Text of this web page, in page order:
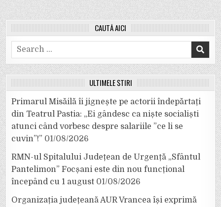
CAUTĂ AICI
Search
for:
ULTIMELE ȘTIRI
Primarul Misăilă îi jignește pe actorii îndepărtați
din Teatrul Pastia: „Ei gândesc ca niște socialiști
atunci când vorbesc despre salariile ”ce li se
cuvin”!” 01/08/2026
RMN-ul Spitalului Județean de Urgență „Sfântul
Pantelimon” Focșani este din nou funcțional
începând cu 1 august 01/08/2026
Organizația județeană AUR Vrancea își exprimă